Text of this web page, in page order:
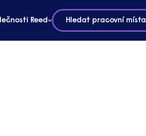
Reed Hledat pracovní místa